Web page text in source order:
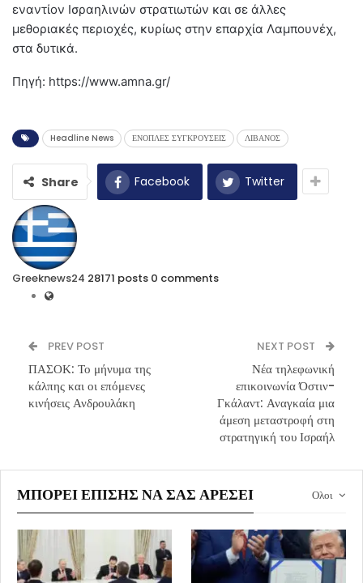
εναντίον Ισραηλινών στρατιωτών και σε άλλες
μεθοριακές περιοχές, κυρίως στην επαρχία Λαμπουνέχ,
στα δυτικά.
Πηγή: https://www.amna.gr/
Headline News ΕΝΟΠΛΕΣ ΣΥΓΚΡΟΥΣΕΙΣ ΛΙΒΑΝΟΣ
Share Facebook Twitter
Greeknews24 28171 posts 0 comments
PREV POST
ΠΑΣΟΚ: Το μήνυμα της
κάλπης και οι επόμενες
κινήσεις Ανδρουλάκη
NEXT POST
Νέα τηλεφωνική
επικοινωνία Όστιν-
Γκάλαντ: Αναγκαία μια
άμεση μεταστροφή στη
στρατηγική του Ισραήλ
Ολοι
ΜΠΟΡΕΊ ΕΠΊΣΗΣ ΝΑ ΣΑΣ ΑΡΈΣΕΙ